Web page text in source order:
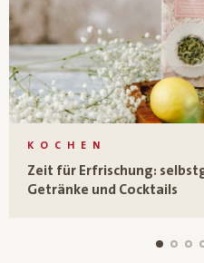
KOCHEN
Zeit für Erfrischung:
Getränke und Cocktails